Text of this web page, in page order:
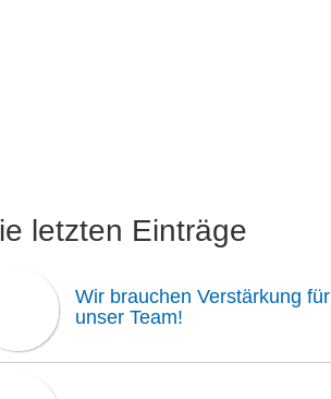
letzten Einträge
Wir brauchen Verstärkung für
unser Team!